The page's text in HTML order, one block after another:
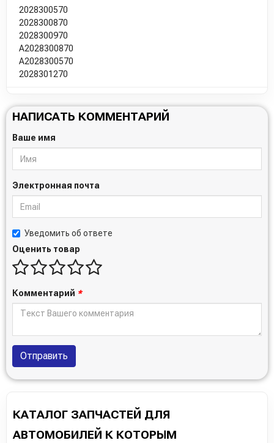
2028300570
2028300870
2028300970
A2028300870
A2028300570
2028301270
НАПИСАТЬ КОММЕНТАРИЙ
Ваше имя
Электронная почта
Уведомить об ответе
Оценить товар
Комментарий *
Отправить
КАТАЛОГ ЗАПЧАСТЕЙ ДЛЯ
АВТОМОБИЛЕЙ К КОТОРЫМ